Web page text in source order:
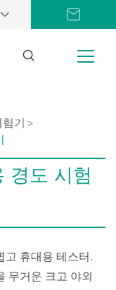
기
경도 시험
고 휴대용 테스터.
무거운 크고 야외